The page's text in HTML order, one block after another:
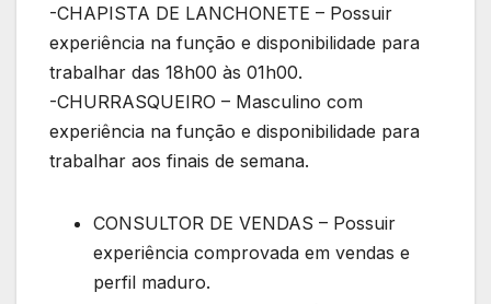
-CHAPISTA DE LANCHONETE – Possuir
experiência na função e disponibilidade para
trabalhar das 18h00 às 01h00.
-CHURRASQUEIRO – Masculino com
experiência na função e disponibilidade para
trabalhar aos finais de semana.
CONSULTOR DE VENDAS – Possuir
experiência comprovada em vendas e
perfil maduro.